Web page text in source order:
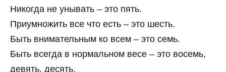
Никогда не унывать – это пять.
Приумножить все что есть – это шесть.
Быть внимательным ко всем – это семь.
Быть всегда в нормальном весе – это восемь,
девять, десять.